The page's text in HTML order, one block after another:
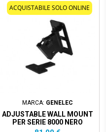
ACQUISTABILE SOLO ONLINE
MARCA: GENELEC
ADJUSTABLE WALL MOUNT
PER SERIE 8000 NERO